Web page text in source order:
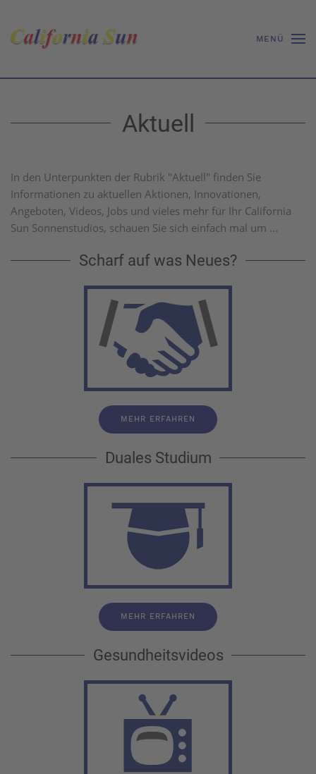
MENÜ
Aktuell
In den Unterpunkten der Rubrik "Aktuell" finden Sie
Informationen zu aktuellen Aktionen, Innovationen,
Angeboten, Videos, Jobs und vieles mehr für Ihr California
Sun Sonnenstudios, schauen Sie sich einfach mal um ...
Scharf auf was Neues?
MEHR ERFAHREN
Duales Studium
MEHR ERFAHREN
Gesundheitsvideos